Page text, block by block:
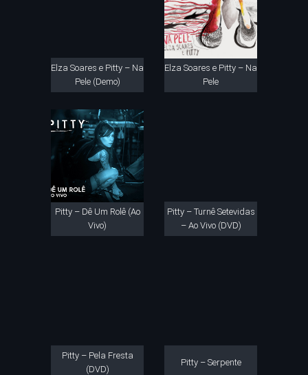
Elza Soares e Pitty – Na
Pele (Demo)
Elza Soares e Pitty – Na
Pele
Pitty – Dê Um Rolê (Ao
Vivo)
Pitty – Turnê Setevidas
– Ao Vivo (DVD)
Pitty – Pela Fresta
(DVD)
Pitty – Serpente